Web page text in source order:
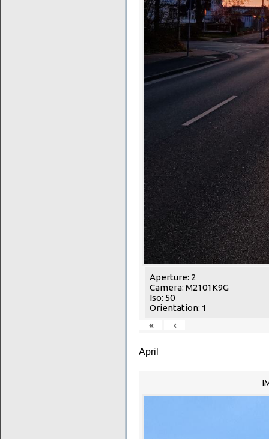
Aperture: 2
Camera: M2101K9G
Iso: 50
Orientation: 1
«
‹
April